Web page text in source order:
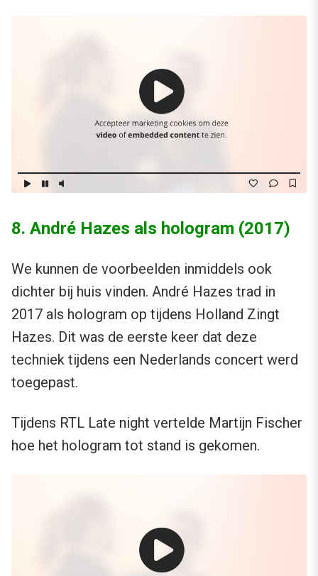
8. André Hazes als hologram (2017)
We kunnen de voorbeelden inmiddels ook
dichter bij huis vinden. André Hazes trad in
2017 als hologram op tijdens Holland Zingt
Hazes. Dit was de eerste keer dat deze
techniek tijdens een Nederlands concert werd
toegepast.
Tijdens RTL Late night vertelde Martijn Fischer
hoe het hologram tot stand is gekomen.